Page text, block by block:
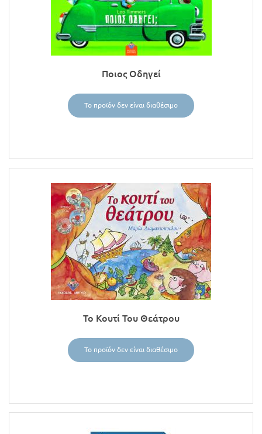
Ποιος Οδηγεί
Το προϊόν δεν είναι διαθέσιμο
Το Κουτί Του Θεάτρου
Το προϊόν δεν είναι διαθέσιμο